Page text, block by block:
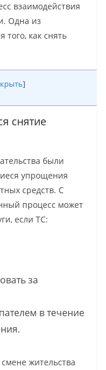
взаимодействия
Одна из
того, как снять
]
снятие
были
упрощения
средств. С
процесс может
если ТС:
за
в течение
жительства